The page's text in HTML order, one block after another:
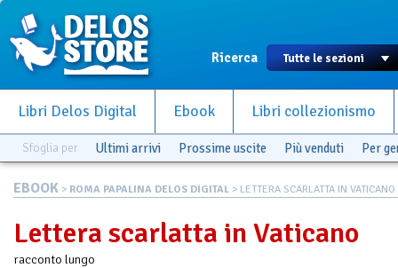
Ricerca
Libri Delos Digital Ebook Libri collezionismo
Sfoglia per Ultimi arrivi Prossime uscite Più venduti Per
EBOOK > ROMA PAPALINA DELOS DIGITAL > LETTERA SCARLATTA IN VATICANO
Lettera scarlatta in Vaticano
racconto lungo